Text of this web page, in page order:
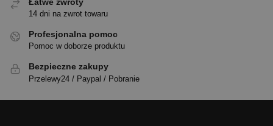
14 dni na zwrot towaru
Profesjonalna pomoc
Pomoc w doborze produktu
Bezpieczne zakupy
Przelewy24 / Paypal / Pobranie